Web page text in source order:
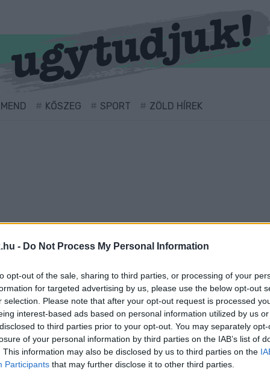
- Do Not Process My Personal Information
opt-out of the sale, sharing to third parties, or processing of your
for targeted advertising by us, please use the below opt-out
selection. Please note that after your opt-out request is processed
interest-based ads based on personal information utilized by us
to third parties prior to your opt-out. You may separately
of your personal information by third parties on the IAB’s list of
This information may also be disclosed by us to third parties on the
Participants that may further disclose it to other third parties.
KŐSZEG SPORT ZÖLD HÍREK
ellátva.
PINCÉRKEDNI, TAKARÍTANI"
ÉS A SÍKFUTÁS!